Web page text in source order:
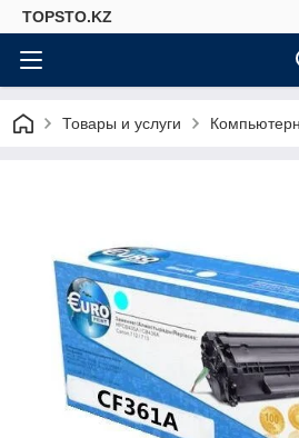
TOPSTO.KZ
Товары и услуги